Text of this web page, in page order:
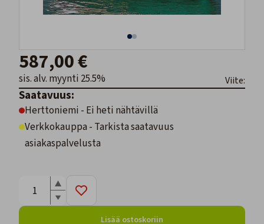
587,00 €
sis. alv. myynti 25.5% Viite:
Saatavuus:
Herttoniemi - Ei heti nähtävillä
Verkkokauppa - Tarkista saatavuus
asiakaspalvelusta
Lisää ostoskoriin